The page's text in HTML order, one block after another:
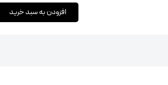
افزودن به سبد خرید